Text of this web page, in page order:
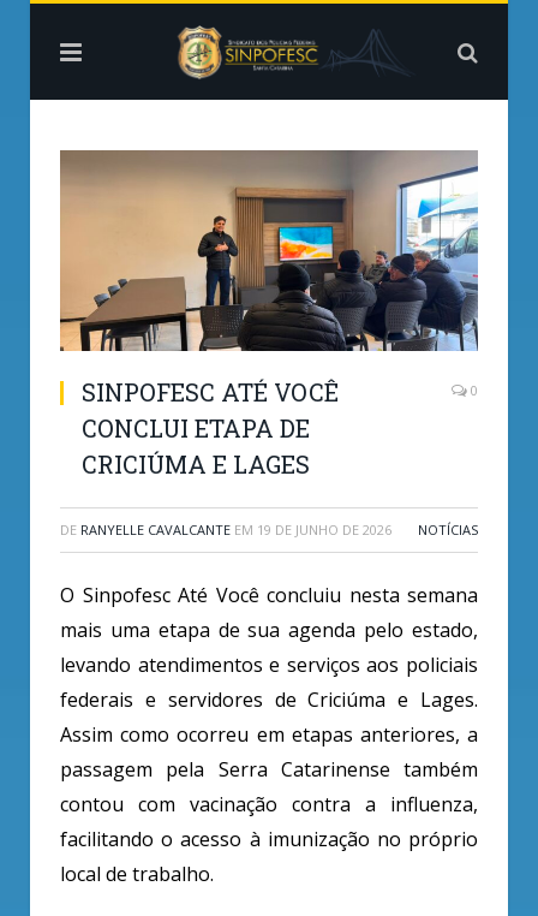
SINPOFESC ATÉ VOCÊ
CONCLUI ETAPA DE
CRICIÚMA E LAGES
0
DE RANYELLE CAVALCANTE EM 19 DE JUNHO DE 2026 NOTÍCIAS
O Sinpofesc Até Você concluiu nesta semana
mais uma etapa de sua agenda pelo estado,
levando atendimentos e serviços aos policiais
federais e servidores de Criciúma e Lages.
Assim como ocorreu em etapas anteriores, a
passagem pela Serra Catarinense também
contou com vacinação contra a influenza,
facilitando o acesso à imunização no próprio
local de trabalho.